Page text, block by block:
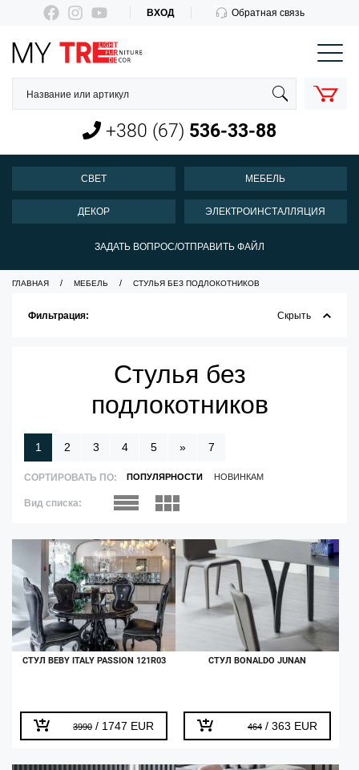
ВХОД Обратная связь
О нас
Оплата и доставка
Контакты
+380 (67)536-33-88
КОРЗИНА
+380 (67) 536-33-88
СВЕТ МЕБЕЛЬ
ДЕКОР ЭЛЕКТРОИНСТАЛЛЯЦИЯ
ЗАДАТЬ ВОПРОС/ОТПРАВИТЬ ФАЙЛ
ГЛАВНАЯ МЕБЕЛЬ СТУЛЬЯ БЕЗ ПОДЛОКОТНИКОВ
Фильтрация: Скрыть
Стулья без
подлокотников
1 2 3 4 5 » 7
СОРТИРОВАТЬ ПО: ПОПУЛЯРНОСТИ НОВИНКАМ
Вид списка:
В наличии
СТУЛ BEBY ITALY PASSION 121R03
3990 / 1747 EUR
В наличии
СТУЛ BONALDO JUNAN
464 / 363 EUR